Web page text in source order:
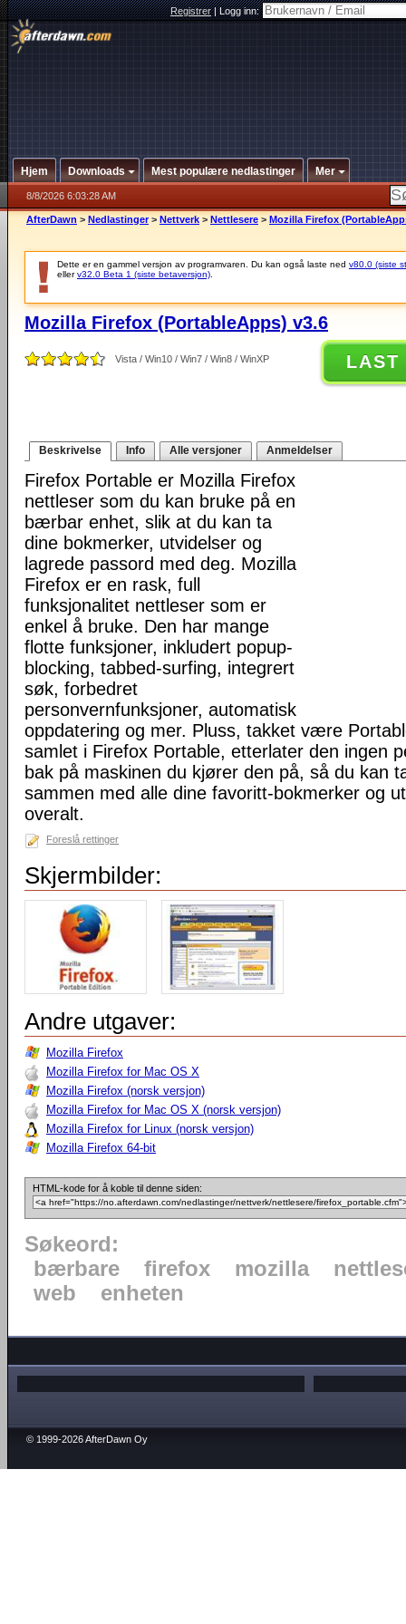
Registrer|Logg inn:
Hjem Downloads Mest populære nedlastinger Mer
8/8/2026 6:03:28 AM
AfterDawn > Nedlastinger > Nettverk > Nettlesere > Mozilla Firefox
Dette er en gammel versjon av programvaren. Du kan også laste ned v80.0 (siste
ellerv32.0 Beta 1 (siste betaversjon)
Mozilla Firefox (PortableApps) v3.6
Vista / Win10 / Win7 / Win8 / WinXP LAST
Beskrivelse Info Alle versjoner Anmeldelser
Firefox Portable er Mozilla Firefox
nettleser som du kan bruke på en
bærbar enhet, slik at du kan ta
dine bokmerker, utvidelser og
lagrede passord med deg. Mozilla
Firefox er en rask, full
funksjonalitet nettleser som er
enkel å bruke. Den har mange
flotte funksjoner, inkludert popup-
blocking, tabbed-surfing, integrert
søk, forbedret
personvernfunksjoner, automatisk
oppdatering og mer. Pluss, takket være
samlet i Firefox Portable, etterlater den ingen
bak på maskinen du kjører den på, så du kan
sammen med alle dine favoritt-bokmerker og
overalt.
Foreslå rettinger
Skjermbilder:
Andre utgaver:
Mozilla Firefox
Mozilla Firefox for Mac OS X
Mozilla Firefox (norsk versjon)
Mozilla Firefox for Mac OS X (norsk versjon)
Mozilla Firefox for Linux (norsk versjon)
Mozilla Firefox 64-bit
HTML-kode for å koble til denne siden:
Søkeord:
bærbare
firefox mozilla
web
enheten
© 1999-2026 AfterDawn Oy